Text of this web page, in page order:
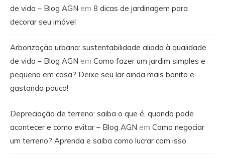
de vida – Blog AGN em 8 dicas de jardinagem para
decorar seu imóvel
Arborização urbana: sustentabilidade aliada à qualidade
de vida – Blog AGN em Como fazer um jardim simples e
pequeno em casa? Deixe seu lar ainda mais bonito e
gastando pouco!
Depreciação de terreno: saiba o que é, quando pode
acontecer e como evitar – Blog AGN em Como negociar
um terreno? Aprenda e saiba como lucrar com isso